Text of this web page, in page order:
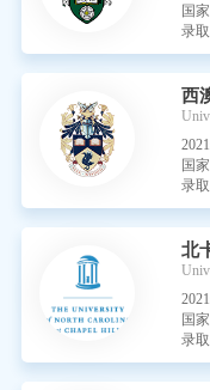
国
录
西
国
录
北
国
录